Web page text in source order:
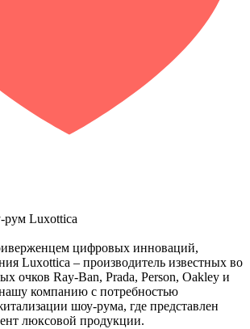
Luxottica
цифровых инноваций,
Luxottica – производитель известных во
очков Ray-Ban, Prada, Person, Oakley и
компанию с потребностью
шоу-рума, где представлен
люксовой продукции.